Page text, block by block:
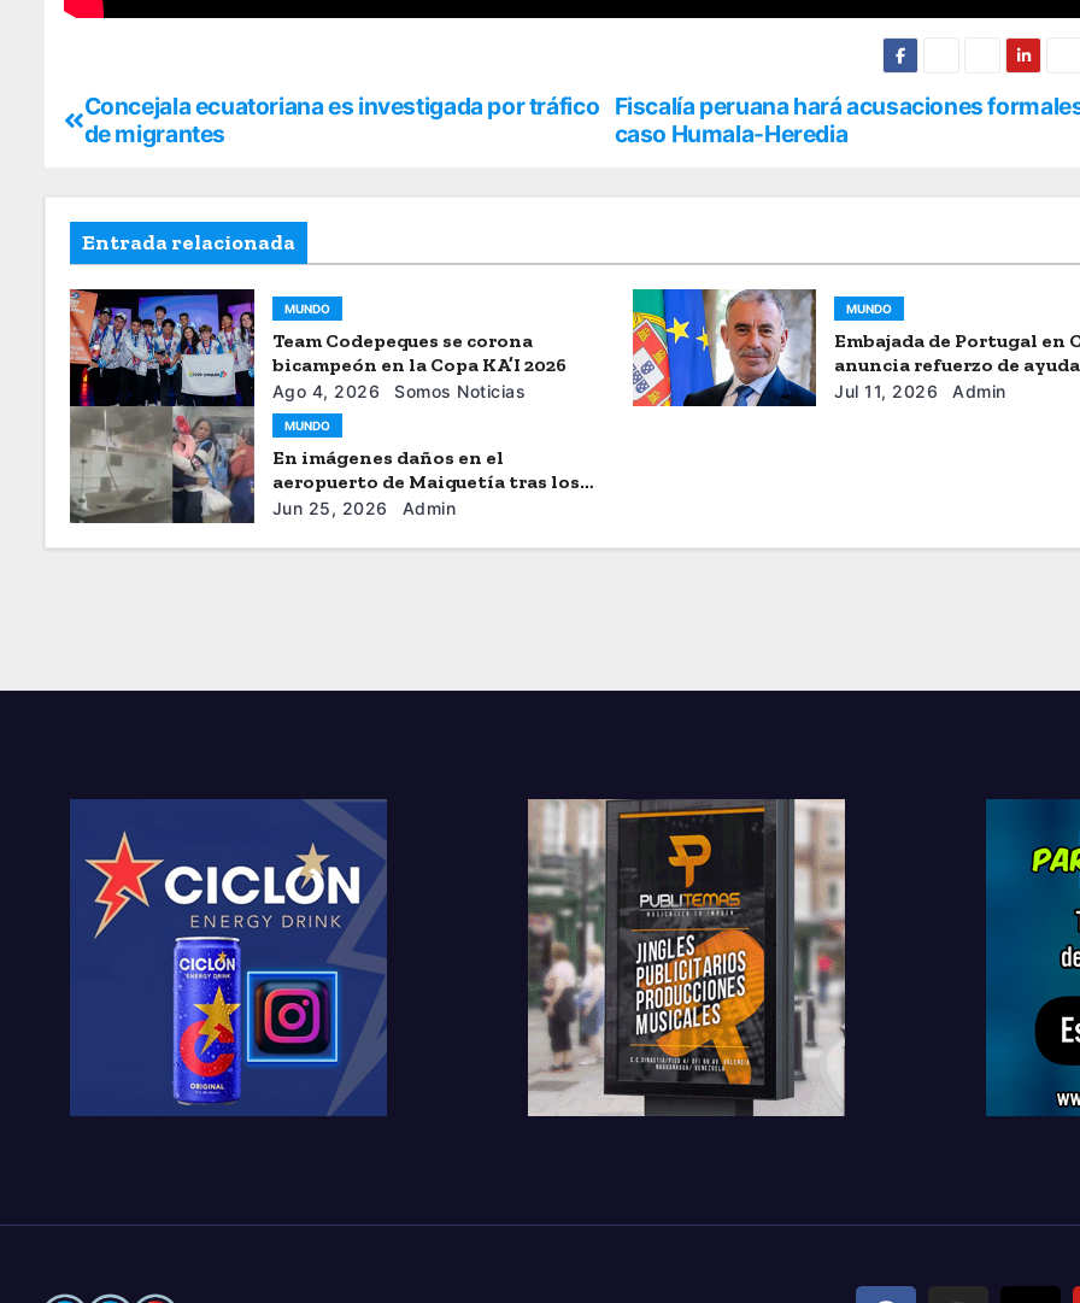
Fiscalía peruana hará acusaciones
caso Humala-Heredia
Concejala ecuatoriana es investigada por tráfico
de migrantes
Entrada relacionada
MUNDO
Team Codepeques se corona
bicampeón en la Copa KA’I 2026
Ago 4, 2026 Somos Noticias
MUNDO
Embajada de Portugal en
anuncia refuerzo de ayuda
humanitaria
Jul 11, 2026 Admin
MUNDO
En imágenes daños en el
aeropuerto de Maiquetía tras los
sismos
Jun 25, 2026 Admin